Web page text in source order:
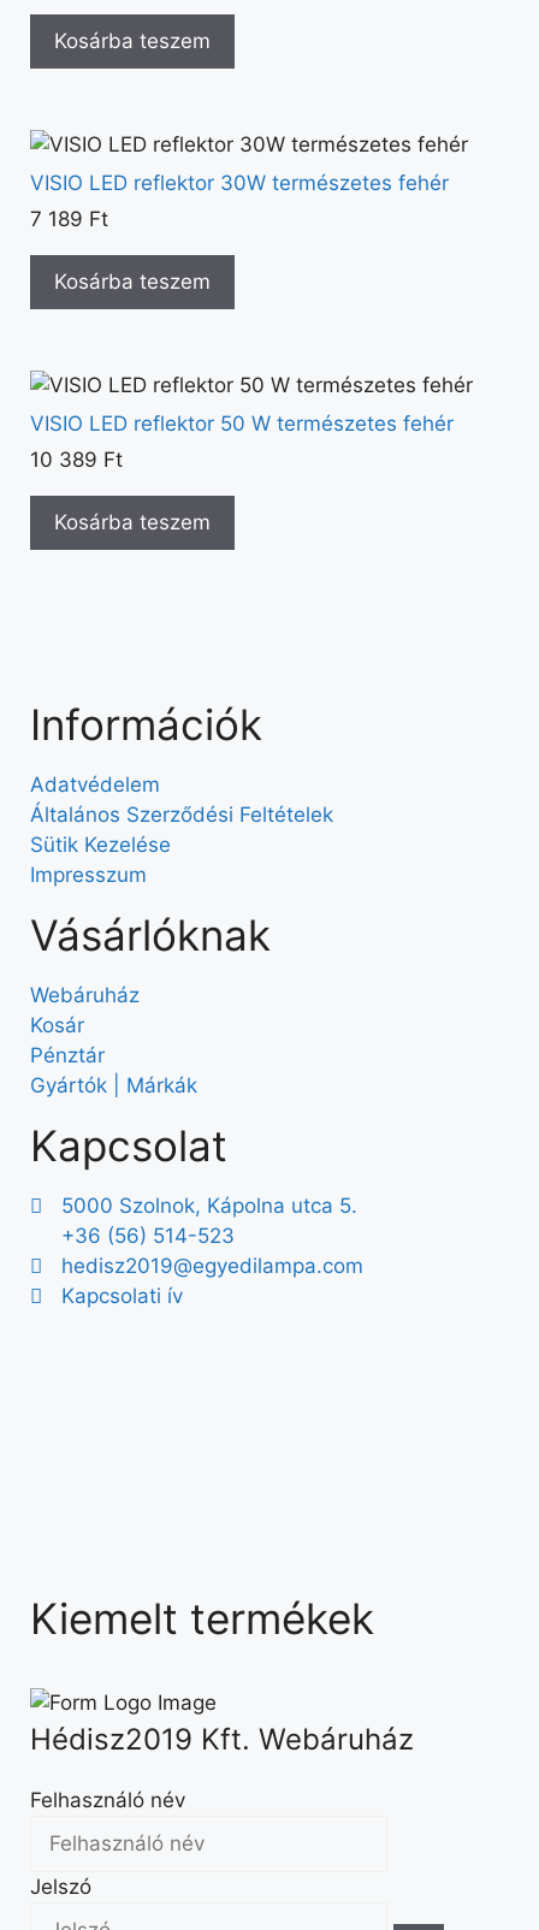
Kosárba teszem
VISIO LED reflektor 30W természetes fehér
7 189 Ft
Kosárba teszem
VISIO LED reflektor 50 W természetes fehér
10 389 Ft
Kosárba teszem
Információk
Adatvédelem
Általános Szerződési Feltételek
Sütik Kezelése
Impresszum
Vásárlóknak
Webáruház
Kosár
Pénztár
Gyártók | Márkák
Kapcsolat
5000 Szolnok, Kápolna utca 5.
+36 (56) 514-523
hedisz2019@egyedilampa.com
Kapcsolati ív
Kiemelt termékek
Hédisz2019 Kft. Webáruház
Felhasználó név
Jelszó